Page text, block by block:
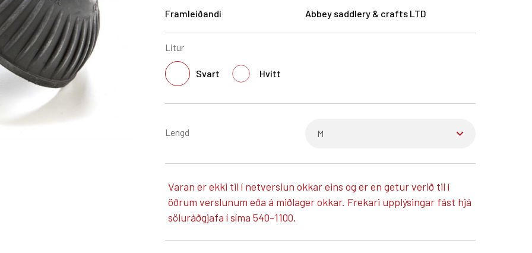
Framleiðandi Abbey saddlery & crafts LTD
Litur
Svart Hvítt
Lengd
Varan er ekki til í netverslun okkar eins og er en getur verið til í
öðrum verslunum eða á miðlager okkar. Frekari upplýsingar fást hjá
söluráðgjafa í síma 540-1100.